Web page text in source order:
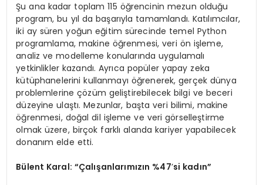
Şu ana kadar toplam 115 öğrencinin mezun olduğu
program, bu yıl da başarıyla tamamlandı. Katılımcılar,
iki ay süren yoğun eğitim sürecinde temel Python
programlama, makine öğrenmesi, veri ön işleme,
analiz ve modelleme konularında uygulamalı
yetkinlikler kazandı. Ayrıca popüler yapay zeka
kütüphanelerini kullanmayı öğrenerek, gerçek dünya
problemlerine çözüm geliştirebilecek bilgi ve beceri
düzeyine ulaştı. Mezunlar, başta veri bilimi, makine
öğrenmesi, doğal dil işleme ve veri görselleştirme
olmak üzere, birçok farklı alanda kariyer yapabilecek
donanım elde etti.
Bülent Karal: “Çalışanlarımızın %47’si kadın”